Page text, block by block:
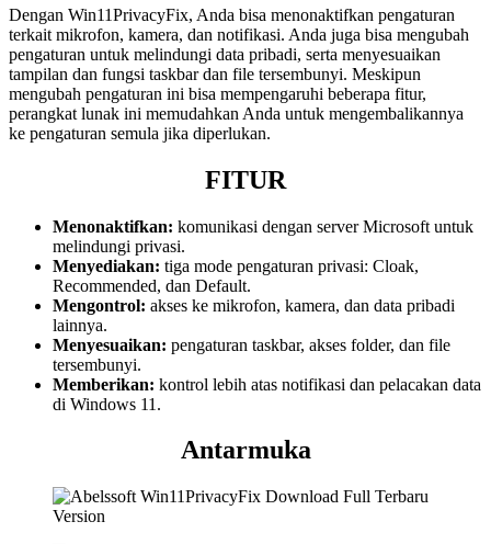
Dengan Win11PrivacyFix, Anda bisa menonaktifkan pengaturan
terkait mikrofon, kamera, dan notifikasi. Anda juga bisa mengubah
pengaturan untuk melindungi data pribadi, serta menyesuaikan
tampilan dan fungsi taskbar dan file tersembunyi. Meskipun
mengubah pengaturan ini bisa mempengaruhi beberapa fitur,
perangkat lunak ini memudahkan Anda untuk mengembalikannya
ke pengaturan semula jika diperlukan.
FITUR
Menonaktifkan: komunikasi dengan server Microsoft untuk
melindungi privasi.
Menyediakan: tiga mode pengaturan privasi: Cloak,
Recommended, dan Default.
Mengontrol: akses ke mikrofon, kamera, dan data pribadi
lainnya.
Menyesuaikan: pengaturan taskbar, akses folder, dan file
tersembunyi.
Memberikan: kontrol lebih atas notifikasi dan pelacakan data
di Windows 11.
Antarmuka